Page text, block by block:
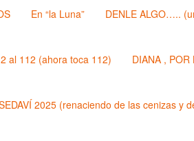
En “la Luna” DENLE ALGO…..
al 112 (ahora toca 112) DIANA , POR
2025 (renaciendo de las cenizas y